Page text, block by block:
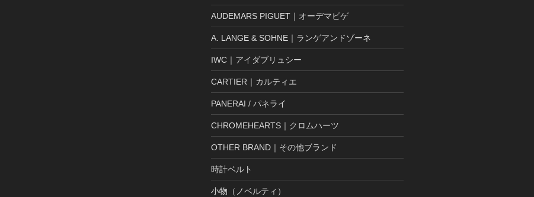
AUDEMARS PIGUET｜オーデマピゲ
A. LANGE & SOHNE｜ランゲアンドゾーネ
IWC｜アイダブリュシー
CARTIER｜カルティエ
PANERAI / パネライ
CHROMEHEARTS｜クロムハーツ
OTHER BRAND｜その他ブランド
時計ベルト
小物（ノベルティ）